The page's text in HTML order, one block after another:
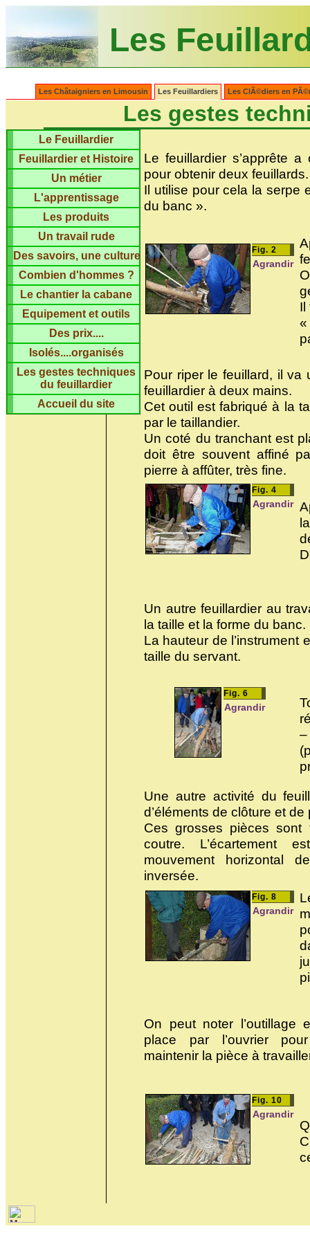
Les
Les Châtaigniers en Limousin Les Feuillardiers Les ClÃ©diers en
Les gestes
Le Feuillardier
Feuillardier et Histoire
Un métier
L'apprentissage
Les produits
Un travail rude
Des savoirs, une culture
Combien d'hommes ?
Le chantier la cabane
Equipement et outils
Des prix....
Isolés....organisés
Les gestes techniques
du feuillardier
Accueil du site
Le feuillardier s’apprête a
pour obtenir deux feuillards.
Il utilise pour cela la serpe
du banc ».
Fig. 2
Agrandir
Il
Pour riper le feuillard, il va
feuillardier à deux mains.
Cet outil est fabriqué à la
par le taillandier.
Un coté du tranchant est
doit être souvent affiné
pierre à affûter, très fine.
Fig. 4
Agrandir
Un autre feuillardier au
la taille et la forme du banc.
La hauteur de l’instrument
taille du servant.
Fig. 6
Agrandir
–
Une autre activité du
d’éléments de clôture et
Ces grosses pièces sont
coutre. L’écartement
mouvement horizontal
inversée.
Fig. 8
Agrandir
On peut noter l’outillage
place par l’ouvrier
maintenir la pièce à
Fig. 10
Agrandir